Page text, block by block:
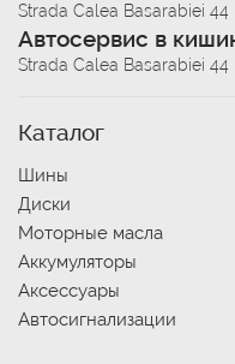
Strada Calea Basarabiei 44
Автосервис в
Strada Calea Basarabiei 44
Каталог
Шины
Диски
Моторные масла
Аккумуляторы
Аксессуары
Автосигнализации